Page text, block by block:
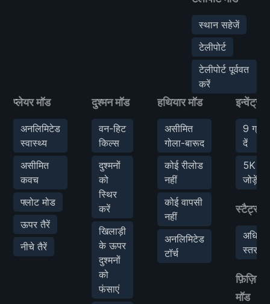
स्थान सहेजें
टेलीपोर्ट
टेलीपोर्ट पूर्ववत
करें
प्लेयर मॉड
अनलिमिटेड
स्वास्थ्य
असीमित
कवच
फ्लोट मोड
ऊपर तैरें
नीचे तैरें
दुश्मन मॉड
वन-हिट
किल्स
दुश्मनों
को
स्थिर
करें
खिलाड़ी
के ऊपर
दुश्मनों
को
फंसाएं
हथियार मॉड
असीमित
गोला-बारूद
कोई रीलोड
नहीं
कोई वापसी
नहीं
अनलिमिटेड
टॉर्च
इन्वेंट्री
9
दें
5K धन
जोड़ें
स्टैट्स
स्तर
फ़िज़िक्स
मॉड